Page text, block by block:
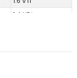
1.4 HDi